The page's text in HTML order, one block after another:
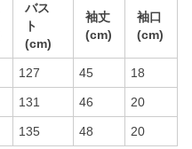
バス
ト
(cm)
袖丈
(cm)
袖口
(cm)
127 45 18
131 46 20
135 48 20